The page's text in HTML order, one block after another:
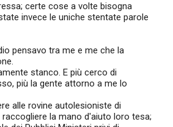
certe cose a volte bisogna
invece le uniche stentate parole
pensavo tra me e me che la
stanco. E più cerco di
più la gente attorno a me lo
alle rovine autolesioniste di
la mano d'aiuto loro tesa;